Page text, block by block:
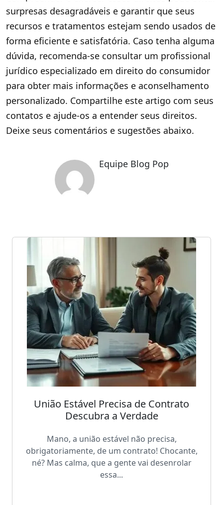
surpresas desagradáveis e garantir que seus
recursos e tratamentos estejam sendo usados de
forma eficiente e satisfatória. Caso tenha alguma
dúvida, recomenda-se consultar um profissional
jurídico especializado em direito do consumidor
para obter mais informações e aconselhamento
personalizado. Compartilhe este artigo com seus
contatos e ajude-os a entender seus direitos.
Deixe seus comentários e sugestões abaixo.
Equipe Blog Pop
União Estável Precisa de Contrato
Descubra a Verdade
Mano, a união estável não precisa,
obrigatoriamente, de um contrato! Chocante,
né? Mas calma, que a gente vai desenrolar
essa...